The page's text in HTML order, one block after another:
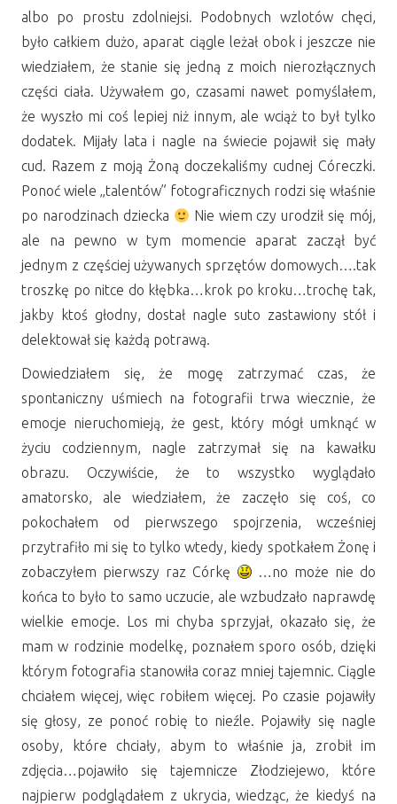
albo po prostu zdolniejsi. Podobnych wzlotów chęci,
było całkiem dużo, aparat ciągle leżał obok i jeszcze nie
wiedziałem, że stanie się jedną z moich nierozłącznych
części ciała. Używałem go, czasami nawet pomyślałem,
że wyszło mi coś lepiej niż innym, ale wciąż to był tylko
dodatek. Mijały lata i nagle na świecie pojawił się mały
cud. Razem z moją Żoną doczekaliśmy cudnej Córeczki.
Ponoć wiele „talentów” fotograficznych rodzi się właśnie
po narodzinach dziecka
Nie wiem czy urodził się mój,
ale na pewno w tym momencie aparat zaczął być
jednym z częściej używanych sprzętów domowych….tak
troszkę po nitce do kłębka…krok po kroku…trochę tak,
jakby ktoś głodny, dostał nagle suto zastawiony stół i
delektował się każdą potrawą.
Dowiedziałem się, że mogę zatrzymać czas, że
spontaniczny uśmiech na fotografii trwa wiecznie, że
emocje nieruchomieją, że gest, który mógł umknąć w
życiu codziennym, nagle zatrzymał się na kawałku
obrazu. Oczywiście, że to wszystko wyglądało
amatorsko, ale wiedziałem, że zaczęło się coś, co
pokochałem od pierwszego spojrzenia, wcześniej
przytrafiło mi się to tylko wtedy, kiedy spotkałem Żonę i
zobaczyłem pierwszy raz Córkę
…no może nie do
końca to było to samo uczucie, ale wzbudzało naprawdę
wielkie emocje. Los mi chyba sprzyjał, okazało się, że
mam w rodzinie modelkę, poznałem sporo osób, dzięki
którym fotografia stanowiła coraz mniej tajemnic. Ciągle
chciałem więcej, więc robiłem więcej. Po czasie pojawiły
się głosy, ze ponoć robię to nieźle. Pojawiły się nagle
osoby, które chciały, abym to właśnie ja, zrobił im
zdjęcia…pojawiło się tajemnicze Złodziejewo, które
najpierw podglądałem z ukrycia, wiedząc, że kiedyś na